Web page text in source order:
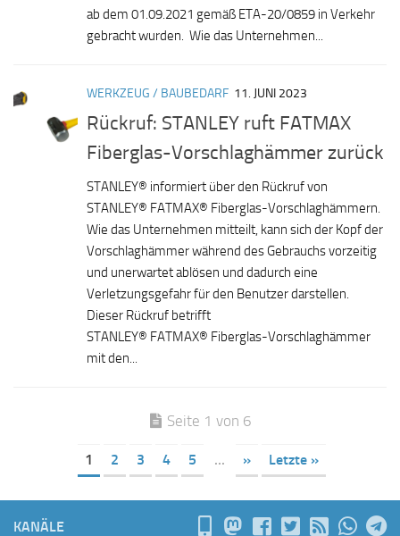
ab dem 01.09.2021 gemäß ETA-20/0859 in Verkehr
gebracht wurden. Wie das Unternehmen...
WERKZEUG / BAUBEDARF 11. JUNI 2023
Rückruf: STANLEY ruft FATMAX
Fiberglas-Vorschlaghämmer zurück
STANLEY® informiert über den Rückruf von
STANLEY® FATMAX® Fiberglas-Vorschlaghämmern.
Wie das Unternehmen mitteilt, kann sich der Kopf der
Vorschlaghämmer während des Gebrauchs vorzeitig
und unerwartet ablösen und dadurch eine
Verletzungsgefahr für den Benutzer darstellen.
Dieser Rückruf betrifft
STANLEY® FATMAX® Fiberglas-Vorschlaghämmer
mit den...
Seite 1 von 6
1 2 3 4 5 ... » Letzte »
KANÄLE